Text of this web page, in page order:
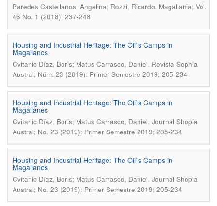
Paredes Castellanos, Angelina; Rozzi, Ricardo. Magallania; Vol.
46 No. 1 (2018); 237-248
Housing and Industrial Heritage: The Oil`s Camps in
Magallanes
Cvitanic Díaz, Boris; Matus Carrasco, Daniel. Revista Sophia
Austral; Núm. 23 (2019): Primer Semestre 2019; 205-234
Housing and Industrial Heritage: The Oil`s Camps in
Magallanes
Cvitanic Díaz, Boris; Matus Carrasco, Daniel. Journal Shopia
Austral; No. 23 (2019): Primer Semestre 2019; 205-234
Housing and Industrial Heritage: The Oil`s Camps in
Magallanes
Cvitanic Díaz, Boris; Matus Carrasco, Daniel. Journal Shopia
Austral; No. 23 (2019): Primer Semestre 2019; 205-234